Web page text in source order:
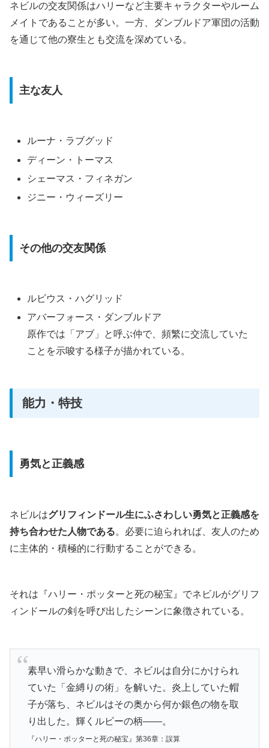
ネビルの交友関係はハリーなど主要キャラクターやルーム
メイトであることが多い。一方、ダンブルドア軍団の活動
を通じて他の寮生とも交流を深めている。
主な友人
ルーナ・ラブグッド
ディーン・トーマス
シェーマス・フィネガン
ジニー・ウィーズリー
その他の交友関係
ルビウス・ハグリッド
アバーフォース・ダンブルドア
原作では「アブ」と呼ぶ仲で、頻繁に交流していた
ことを示唆する様子が描かれている。
能力・特技
勇気と正義感
ネビルはグリフィンドール生にふさわしい勇気と正義感を
持ち合わせた人物である。必要に迫られれば、友人のため
に主体的・積極的に行動することができる。
それは『ハリー・ポッターと死の秘宝』でネビルがグリフ
ィンドールの剣を呼び出したシーンに象徴されている。
素早い滑らかな動きで、ネビルは自分にかけられ
ていた「金縛りの術」を解いた。炎上していた帽
子が落ち、ネビルはその奥から何か銀色の物を取
り出した。輝くルビーの柄――。
『ハリー・ポッターと死の秘宝』第36章：誤算